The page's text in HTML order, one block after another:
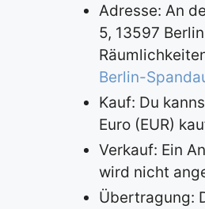
Adresse: An
5, 13597
Berlin-
Kauf: Du
Euro (EUR)
Verkauf: Ein
wird nicht
Übertragung: